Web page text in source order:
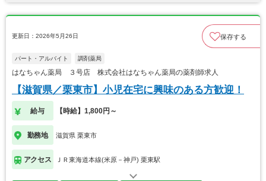
更新日：2026年5月26日 保存する
パート・アルバイト 調剤薬局
はなちゃん薬局 ３号店 株式会社はなちゃん薬局の薬剤師求人
【滋賀県／栗東市】小児在宅に興味のある方歓迎！
給与 【時給】1,800円～
勤務地 滋賀県 栗東市
アクセス ＪＲ東海道本線(米原－神戸) 栗東駅